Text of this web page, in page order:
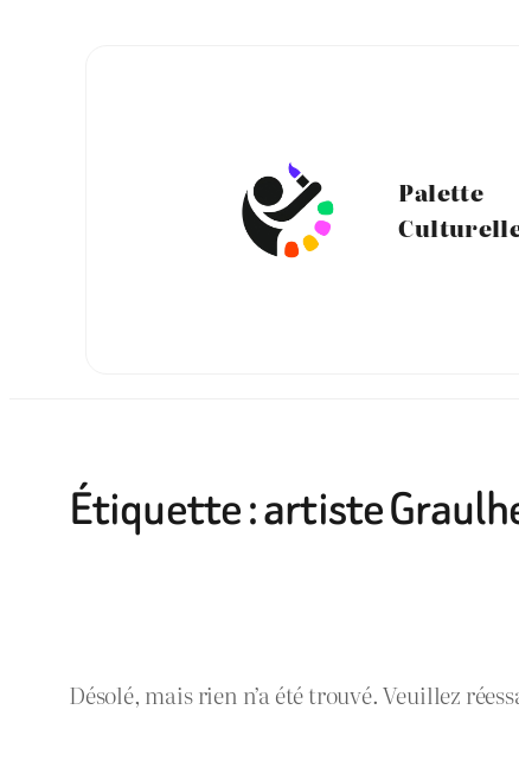
Palette
Étiquette :artiste
Désolé, mais rien n’a été trouvé. Veuillez